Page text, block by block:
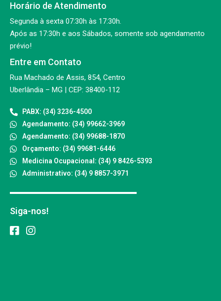
Horário de Atendimento
Segunda à sexta 07:30h às 17:30h.
Após as 17:30h e aos Sábados, somente sob agendamento
prévio!
Entre em Contato
Rua Machado de Assis, 854, Centro
Uberlândia – MG | CEP: 38400-112
PABX: (34) 3236-4500
Agendamento: (34) 99662-3969
Agendamento: (34) 99688-1870
Orçamento: (34) 99681-6446
Medicina Ocupacional: (34) 9 8426-5393
Administrativo: (34) 9 8857-3971
Siga-nos!